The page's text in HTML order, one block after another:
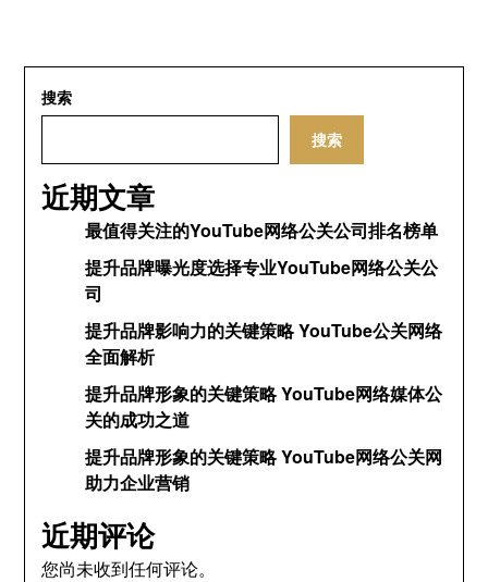
搜索
搜索
近期文章
最值得关注的YouTube网络公关公司排名榜单
提升品牌曝光度选择专业YouTube网络公关公
司
提升品牌影响力的关键策略 YouTube公关网络
全面解析
提升品牌形象的关键策略 YouTube网络媒体公
关的成功之道
提升品牌形象的关键策略 YouTube网络公关网
助力企业营销
近期评论
您尚未收到任何评论。